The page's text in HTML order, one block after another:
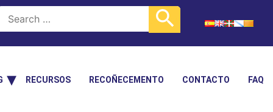
RECURSOS RECOÑECEMENTO CONTACTO FAQ